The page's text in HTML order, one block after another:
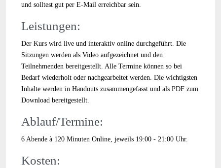
und solltest gut per E-Mail erreichbar sein.
Leistungen:
Der Kurs wird live und interaktiv online durchgeführt. Die
Sitzungen werden als Video aufgezeichnet und den
Teilnehmenden bereitgestellt. Alle Termine können so bei
Bedarf wiederholt oder nachgearbeitet werden. Die wichtigsten
Inhalte werden in Handouts zusammengefasst und als PDF zum
Download bereitgestellt.
Ablauf/Termine:
6 Abende à 120 Minuten Online, jeweils 19:00 - 21:00 Uhr.
Kosten: